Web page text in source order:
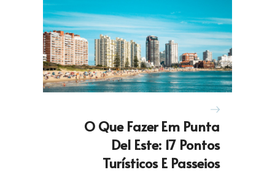
O Que Fazer Em Punta
Del Este: 17 Pontos
Turísticos E Passeios